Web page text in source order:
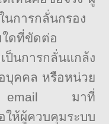
การกลั่นกรอง
ดที่ขัดต่อ
ป็นการกลั่นแกล้ง
บุคคล หรือหน่วย
มาที่
ให้ผู้ควบคุมระบบ